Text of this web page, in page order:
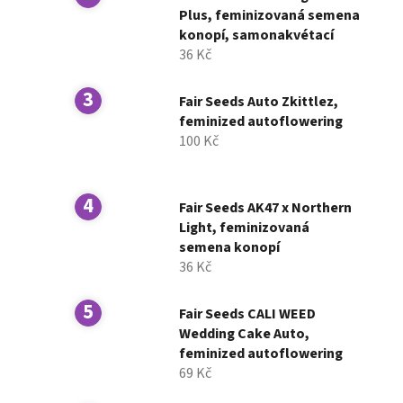
n
e
Plus, feminizovaná semena
konopí, samonakvétací
36 Kč
Fair Seeds Auto Zkittlez,
feminized autoflowering
100 Kč
Fair Seeds AK47 x Northern
Light, feminizovaná
semena konopí
36 Kč
Fair Seeds CALI WEED
Wedding Cake Auto,
feminized autoflowering
69 Kč